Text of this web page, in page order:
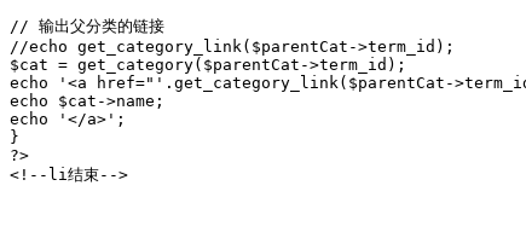
// 输出父分类的链接
//echo get_category_link($parentCat->term_id);
$cat = get_category($parentCat->term_id);
echo '<a href="'.get_category_link($parentCat-
echo $cat->name;
echo '</a>';
}
?>